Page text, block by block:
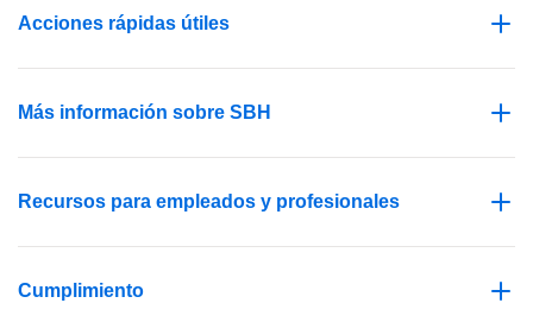
Acciones rápidas útiles
Más información sobre SBH
Recursos para empleados y profesionales
Cumplimiento